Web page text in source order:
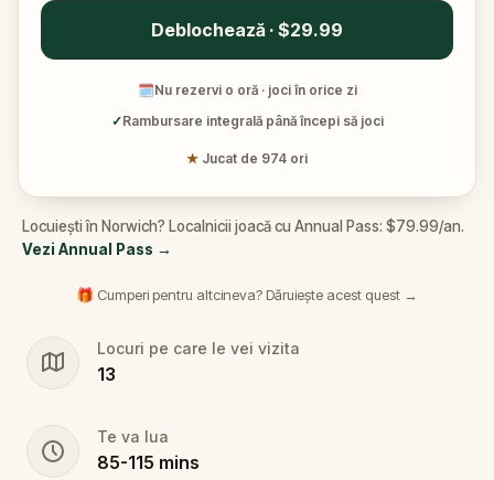
Deblochează · $29.99
🗓Nu rezervi o oră · joci în orice zi
✓Rambursare integrală până începi să joci
★ Jucat de 974 ori
Locuiești în Norwich? Localnicii joacă cu Annual Pass: $79.99/an.
Vezi Annual Pass →
🎁 Cumperi pentru altcineva? Dăruiește acest quest →
Locuri pe care le vei vizita
13
Te va lua
85-115 mins